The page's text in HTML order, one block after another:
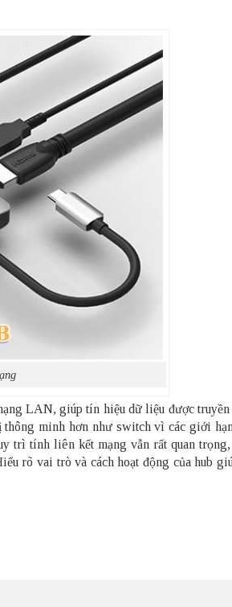
LAN, giúp tín hiệu dữ liệu được truyền
thông minh hơn như switch vì các giới
trì tính liên kết mạng vẫn rất quan
rõ vai trò và cách hoạt động của hub